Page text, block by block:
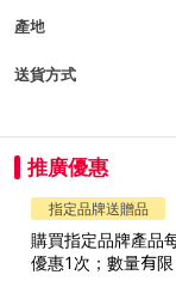
產地
送貨方式
推廣優惠
指定品牌送贈品
購買指定品牌產品
優惠1次；數量有